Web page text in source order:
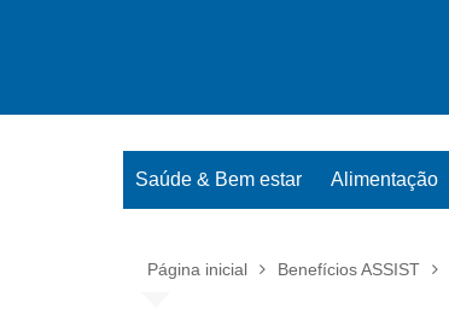
Saúde & Bem estar Alimentação
Página inicial Benefícios ASSIST